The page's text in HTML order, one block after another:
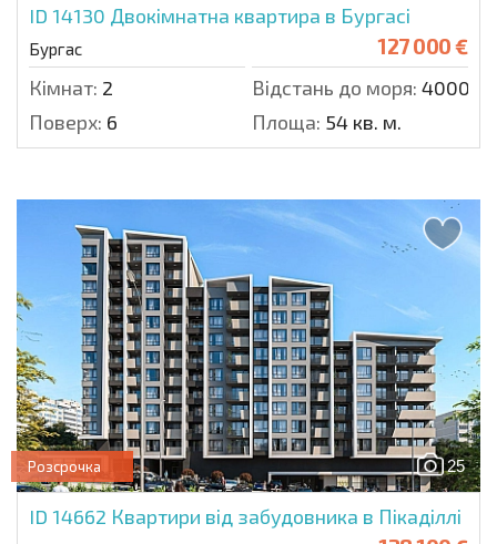
ID 14130 Двокімнатна квартира в Бургасі
Бургас 127 000 €
Кімнат: 2 Відстань до моря: 4000 м.
Поверх: 6 Площа: 54 кв. м.
25
Розсрочка
ID 14662 Квартири від забудовника в Пікаділлі